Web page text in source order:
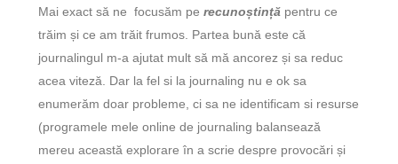
Mai exact să ne focusăm pe recunoștință pentru ce
trăim și ce am trăit frumos. Partea bună este că
journalingul m-a ajutat mult să mă ancorez și sa reduc
acea viteză. Dar la fel si la journaling nu e ok sa
enumerăm doar probleme, ci sa ne identificam si resurse
(programele mele online de journaling balansează
mereu această explorare în a scrie despre provocări și